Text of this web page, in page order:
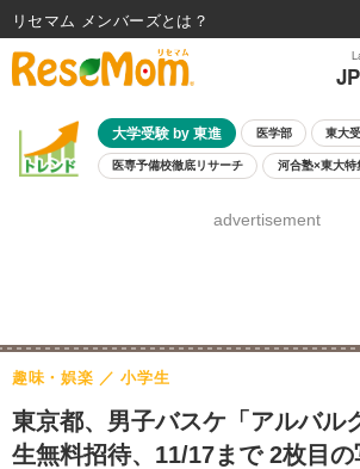
JP
大学受験 by 東進 医学部 東大
医専予備校徹底リサーチ 河合塾×東大特
8月開催学校説明会・相談会
advertisement
東京都、男子バスケ「アルバル
生無料招待、11/17まで 2枚目
趣味・娯楽 小学生
リセマム メンバーズ